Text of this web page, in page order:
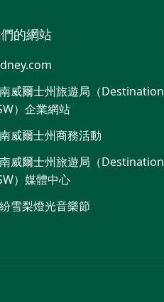
的網站
威爾士州旅遊局（Destination
）企業網站
威爾士州商務活動
威爾士州旅遊局（Destination
）媒體中心
雪梨燈光音樂節